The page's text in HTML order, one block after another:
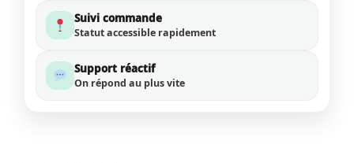
Suivi commande
Statut accessible rapidement
Support réactif
On répond au plus vite